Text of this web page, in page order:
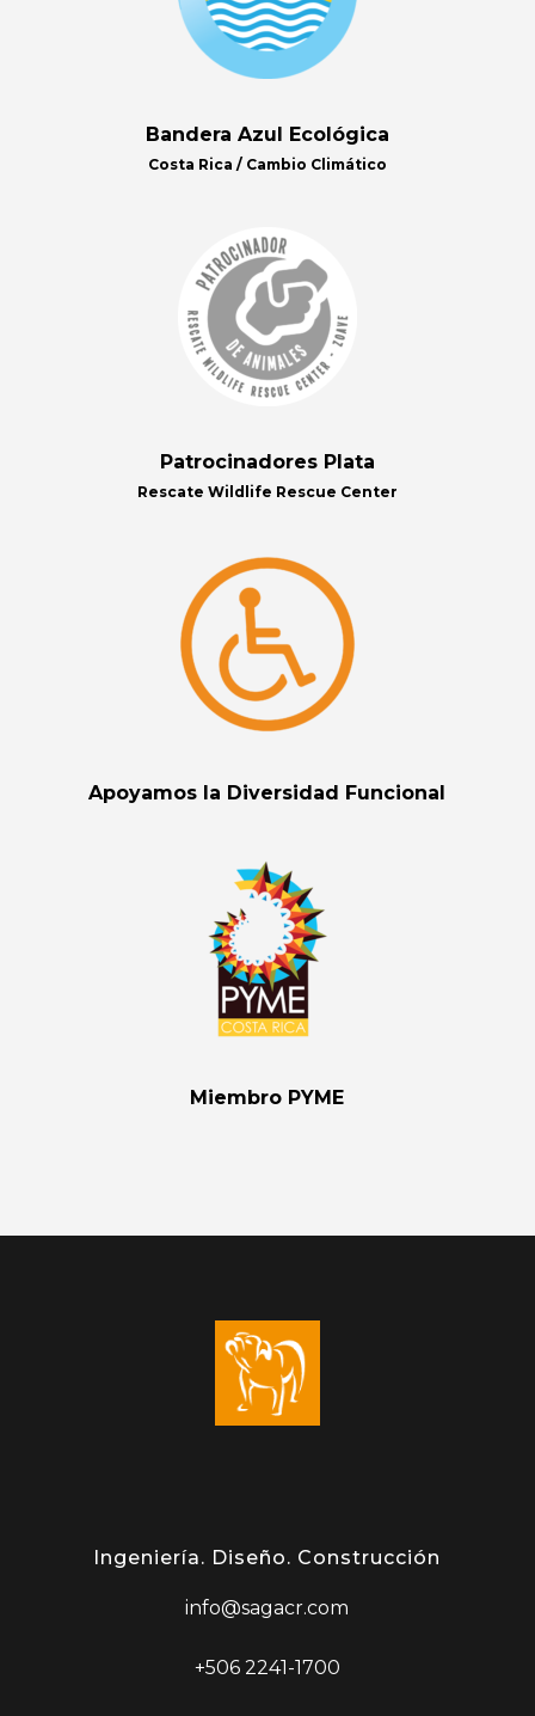
Bandera Azul Ecológica
Costa Rica / Cambio Climático
Patrocinadores Plata
Rescate Wildlife Rescue Center
Apoyamos la Diversidad Funcional
Miembro PYME
Ingeniería. Diseño. Construcción
info@sagacr.com
+506 2241-1700